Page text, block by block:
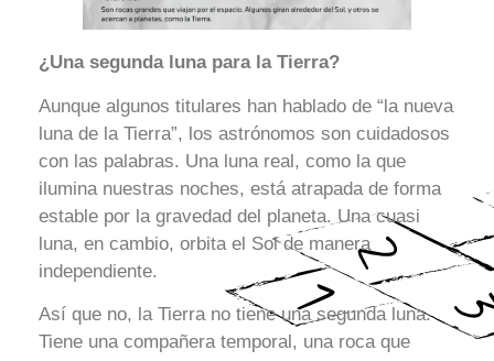
¿Una segunda luna para la Tierra?
Aunque algunos titulares han hablado de “la nueva
luna de la Tierra”, los astrónomos son cuidadosos
con las palabras. Una luna real, como la que
ilumina nuestras noches, está atrapada de forma
estable por la gravedad del planeta. Una cuasi
luna, en cambio, orbita el Sol de manera
independiente.
Así que no, la Tierra no tiene una segunda luna.
Tiene una compañera temporal, una roca que